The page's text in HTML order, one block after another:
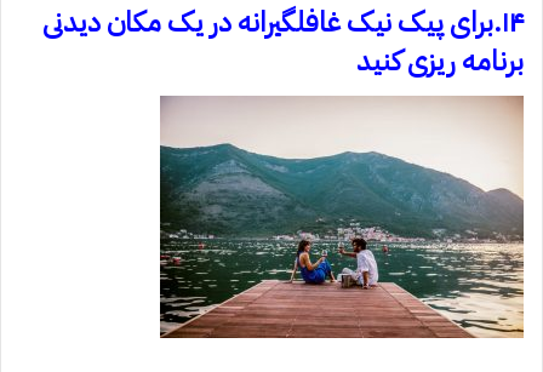
۱۴.برای پیک نیک غافلگیرانه در یک مکان دیدنی
برنامه ریزی کنید